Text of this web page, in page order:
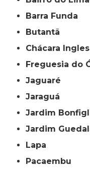
Barra Funda
Butantã
Chácara
Freguesia do
Jaguaré
Jaraguá
Jardim
Jardim
Lapa
Pacaembu